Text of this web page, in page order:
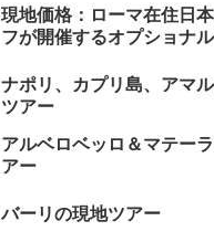
現地価格：ローマ在住日
フが開催するオプショナ
ナポリ、カプリ島、アマ
ツアー
アルベロベッロ＆マテー
アー
バーリの現地ツアー